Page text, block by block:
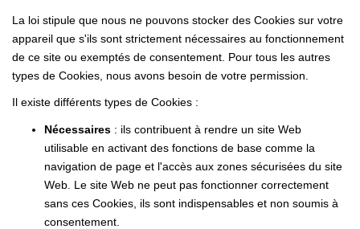
Nos Actualités
Avis Clients Google
Avis Clients Meilleurs Agents
CONTACT
EN
La loi stipule que nous ne pouvons stocker des Cookies sur votre
appareil que s'ils sont strictement nécessaires au fonctionnement
de ce site ou exemptés de consentement. Pour tous les autres
types de Cookies, nous avons besoin de votre permission.
Il existe différents types de Cookies :
Nécessaires : ils contribuent à rendre un site Web
utilisable en activant des fonctions de base comme la
navigation de page et l'accès aux zones sécurisées du site
Web. Le site Web ne peut pas fonctionner correctement
sans ces Cookies, ils sont indispensables et non soumis à
consentement.